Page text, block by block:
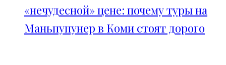
«нечудесной» цене: почему туры на
Маньпупунер в Коми стоят дорого